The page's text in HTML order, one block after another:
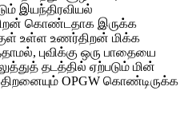
இயந்திரவியல்
கொண்டதாக இருக்க
உள்ள உணர்திறன் மிக்க
புவிக்கு ஒரு பாதையை
தடத்தில் ஏற்படும் மின்
OPGW கொண்டிருக்க